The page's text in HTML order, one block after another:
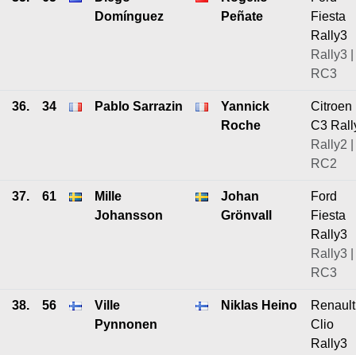
Domínguez
Peñate
Fiesta
Rally3
Rally3 |
RC3
36. 34 Pablo Sarrazin
Yannick
Roche
Citroen
C3
Rally2 |
RC2
37. 61
Mille
Johansson
Johan
Grönvall
Ford
Fiesta
Rally3
Rally3 |
RC3
38. 56
Ville
Pynnonen
Niklas Heino
Renault
Clio
Rally3